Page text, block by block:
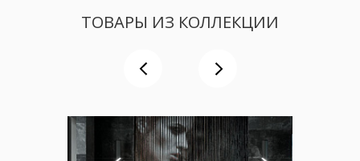
ТОВАРЫ ИЗ КОЛЛЕКЦИИ